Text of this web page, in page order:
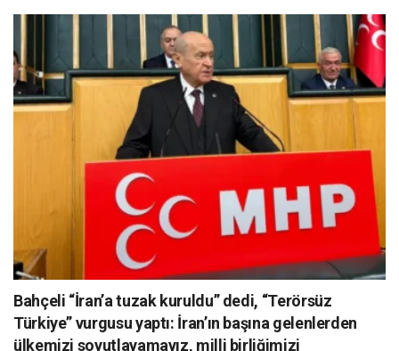
Bahçeli “İran’a tuzak kuruldu” dedi, “Terörsüz
Türkiye” vurgusu yaptı: İran’ın başına gelenlerden
ülkemizi soyutlayamayız, milli birliğimizi